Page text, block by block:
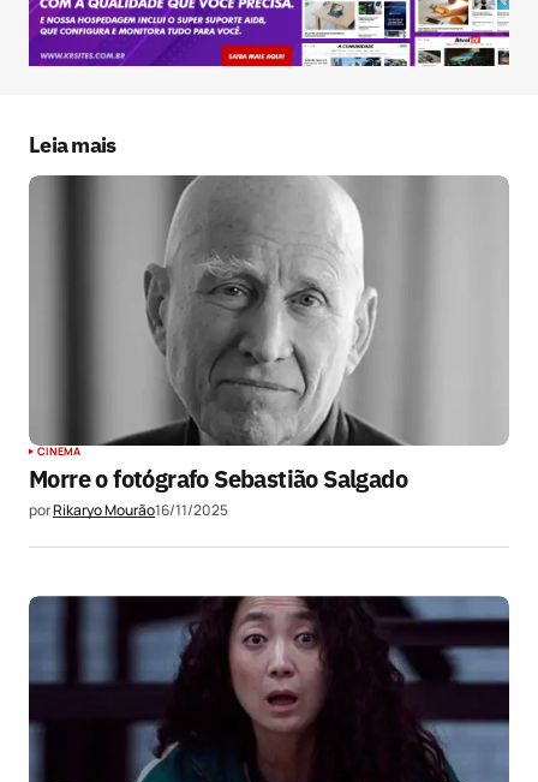
Seu e-mail*
Submit Comment
Leia mais
CINEMA
Morre o fotógrafo Sebastião Salgado
porRikaryo Mourão16/11/2025